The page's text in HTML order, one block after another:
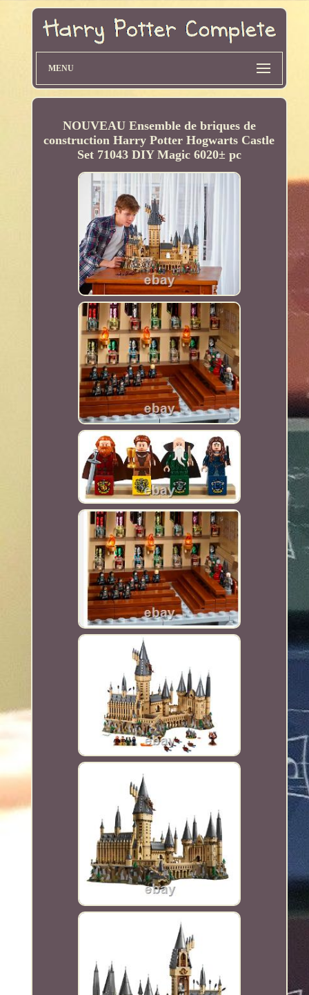
MENU
NOUVEAU Ensemble de briques de
construction Harry Potter Hogwarts Castle
Set 71043 DIY Magic 6020± pc